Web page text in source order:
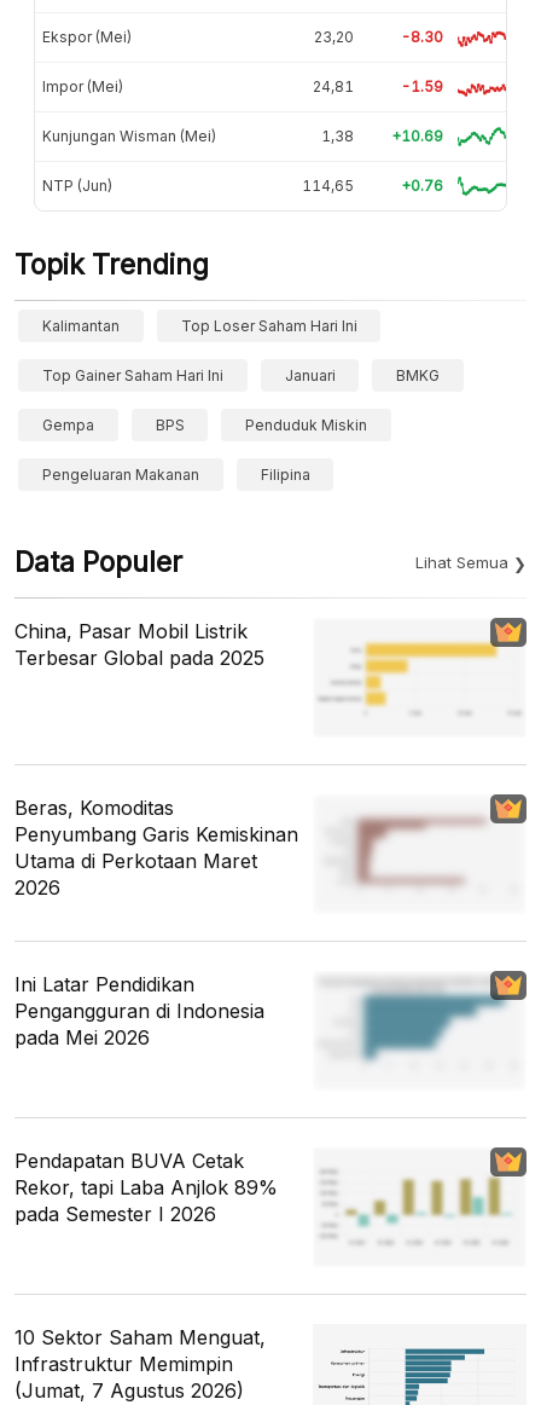
Ekspor (Mei) 23,20 -8.30
Impor (Mei) 24,81 -1.59
Kunjungan Wisman (Mei) 1,38 +10.69
NTP (Jun) 114,65 +0.76
Topik Trending
Kalimantan Top Loser Saham Hari Ini
Top Gainer Saham Hari Ini Januari BMKG
Gempa BPS Penduduk Miskin
Pengeluaran Makanan Filipina
Data Populer Lihat Semua
China, Pasar Mobil Listrik
Terbesar Global pada 2025
Beras, Komoditas
Penyumbang Garis Kemiskinan
Utama di Perkotaan Maret
2026
Ini Latar Pendidikan
Pengangguran di Indonesia
pada Mei 2026
Pendapatan BUVA Cetak
Rekor, tapi Laba Anjlok 89%
pada Semester I 2026
10 Sektor Saham Menguat,
Infrastruktur Memimpin
(Jumat, 7 Agustus 2026)